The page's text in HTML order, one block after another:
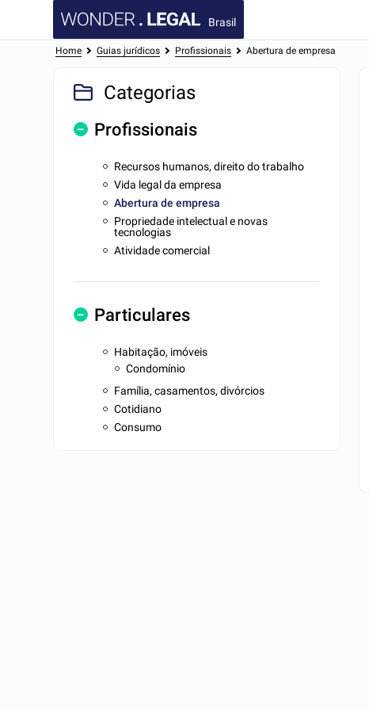
Brasil
Home Guias jurídicos Profissionais Abertura de empresa
Categorias
Profissionais
Recursos humanos, direito do trabalho
Vida legal da empresa
Abertura de empresa
Propriedade intelectual e novas
tecnologias
Atividade comercial
Particulares
Habitação, imóveis
Condomínio
Família, casamentos, divórcios
Cotidiano
Consumo